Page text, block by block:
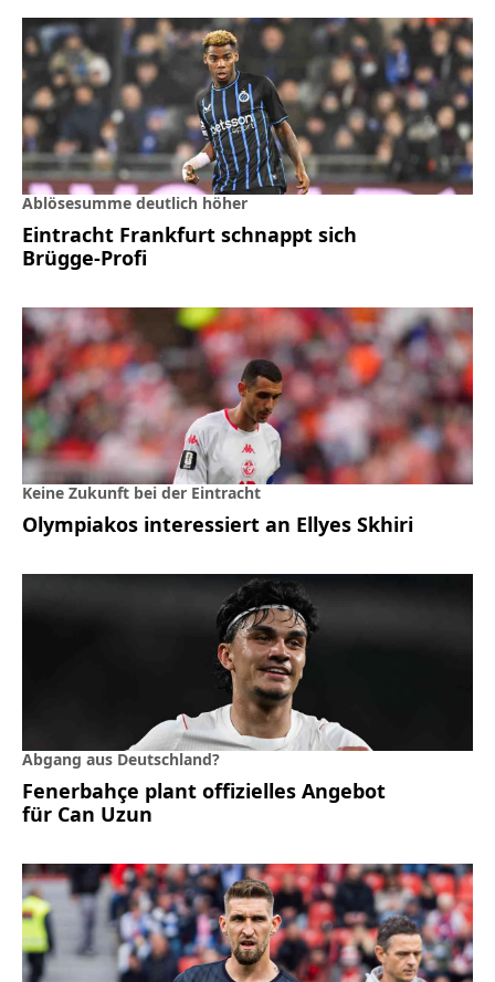
Ablösesumme deutlich höher
Eintracht Frankfurt schnappt sich
Brügge-Profi
Keine Zukunft bei der Eintracht
Olympiakos interessiert an Ellyes Skhiri
Abgang aus Deutschland?
Fenerbahçe plant offizielles Angebot
für Can Uzun